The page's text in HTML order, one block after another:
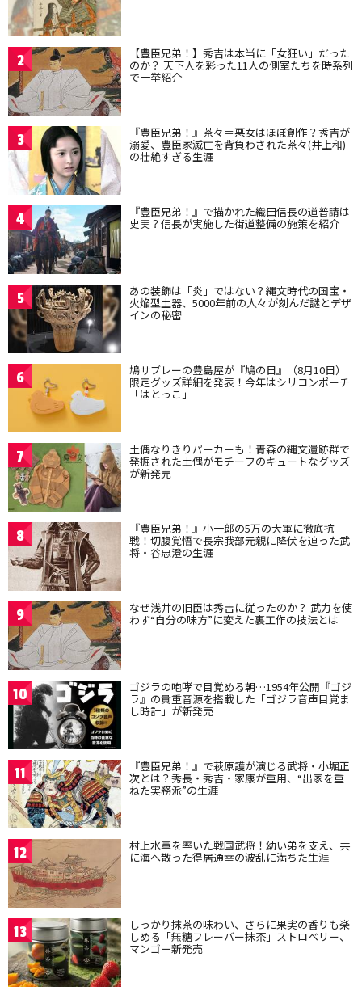
2 【豊臣兄弟！】秀吉は本当に「女狂い」だった
のか？ 天下人を彩った11人の側室たちを時系列
で一挙紹介
3 『豊臣兄弟！』茶々＝悪女はほぼ創作？秀吉が
溺愛、豊臣家滅亡を背負わされた茶々(井上和)
の壮絶すぎる生涯
4 『豊臣兄弟！』で描かれた織田信長の道普請は
史実？信長が実施した街道整備の施策を紹介
5 あの装飾は「炎」ではない？縄文時代の国宝・
火焔型土器、5000年前の人々が刻んだ謎とデザ
インの秘密
6 鳩サブレーの豊島屋が『鳩の日』（8月10日）
限定グッズ詳細を発表！今年はシリコンポーチ
「はとっこ」
7 土偶なりきりパーカーも！青森の縄文遺跡群で
発掘された土偶がモチーフのキュートなグッズ
が新発売
8 『豊臣兄弟！』小一郎の5万の大軍に徹底抗
戦！切腹覚悟で長宗我部元親に降伏を迫った武
将・谷忠澄の生涯
9 なぜ浅井の旧臣は秀吉に従ったのか？ 武力を使
わず“自分の味方”に変えた裏工作の技法とは
10 ゴジラの咆哮で目覚める朝…1954年公開『ゴジ
ラ』の貴重音源を搭載した「ゴジラ音声目覚ま
し時計」が新発売
11 『豊臣兄弟！』で萩原護が演じる武将・小堀正
次とは？秀長・秀吉・家康が重用、“出家を重
ねた実務派”の生涯
12 村上水軍を率いた戦国武将！幼い弟を支え、共
に海へ散った得居通幸の波乱に満ちた生涯
13 しっかり抹茶の味わい、さらに果実の香りも楽
しめる「無糖フレーバー抹茶」ストロベリー、
マンゴー新発売